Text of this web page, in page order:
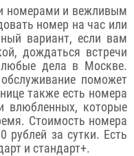
номерами и вежливым
номер на час или
вариант, если вам
дождаться встречи
дела в Москве.
поможет
также есть номера
влюбленных, которые
Стоимость номера
рублей за сутки. Есть
и стандарт+.